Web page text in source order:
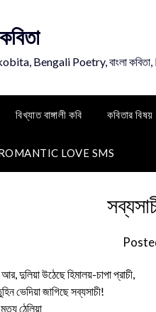
Bengali Poetry, বাংলা
বিখ্যাত বাঙ্গালী কবি কবিতার বিষয়
LOVE SMS
দুলিয়া উঠেছে হিমালয়-চাপা প্রাচী,
ভেদিয়া জাগিছে সব্যসাচী!
ঠেলিয়া